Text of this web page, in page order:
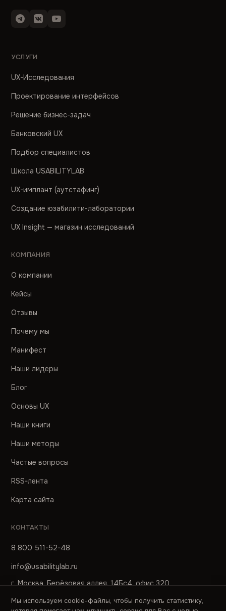
УСЛУГИ
UX-Исследования
Проектирование интерфейсов
Решение бизнес-задач
Банковский UX
Подбор специалистов
Школа USABILITYLAB
UX-имплант (аутстафинг)
Создание юзабилити-лаборатории
UX Insight — магазин исследований
КОМПАНИЯ
О компании
Кейсы
Отзывы
Почему мы
Манифест
Наши лидеры
Блог
Основы UX
Наши книги
Наши методы
Частые вопросы
RSS-лента
Карта сайта
КОНТАКТЫ
8 800 511-52-48
info@usabilitylab.ru
г. Москва, Берёзовая аллея, 14Бс4, офис 320
ПРЕСС-СЛУЖБА
Мы используем cookie-файлы, чтобы получить статистику,